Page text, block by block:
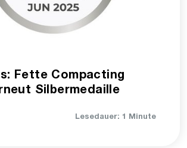
Fette Compacting
Silbermedaille
Lesedauer: 1 Minute